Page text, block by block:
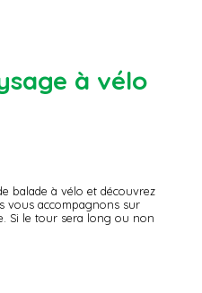
à vélo
balade à vélo et découvrez
vous accompagnons sur
Si le tour sera long ou non